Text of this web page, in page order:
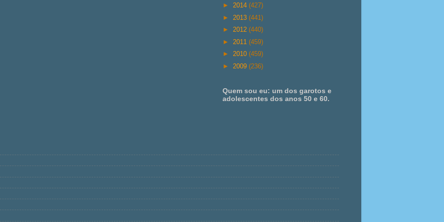
► 2014 (427)
► 2013 (441)
► 2012 (440)
► 2011 (459)
► 2010 (459)
► 2009 (236)
Quem sou eu: um dos garotos e
adolescentes dos anos 50 e 60.